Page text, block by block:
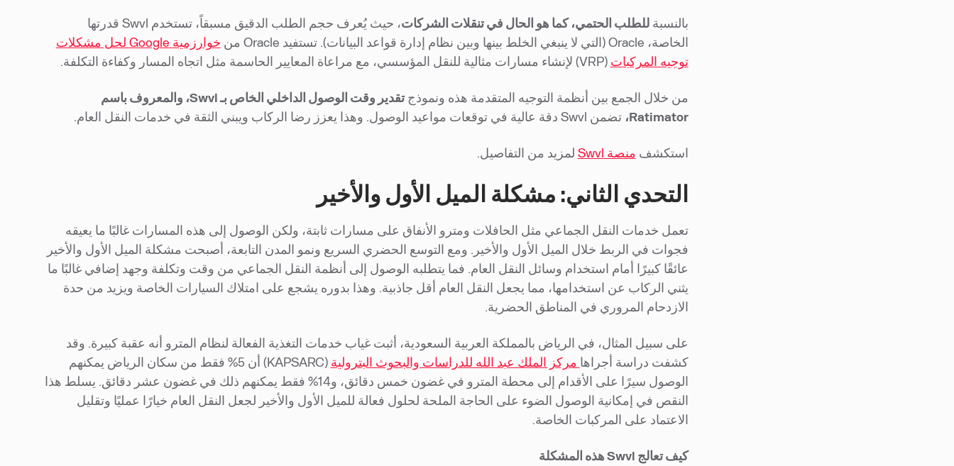
بالنسبةللطلب الحتمي، كما هو الحال في تنقلات الشركات
، حيث يُعرف حجم الطلب الدقيق مسبقاً، تستخدم Swvl قدرتها
الخاصة، Oracle (التي لا ينبغي الخلط بينها وبين نظام إدارة قواعد البيانات). تستفيد Oracle من
خوارزمية Google لحل مشكلات
توجيه المركبات (VRP) لإنشاء مسارات مثالية للنقل المؤسسي، مع مراعاة المعايير الحاسمة مثل اتجاه المسار وكفاءة التكلفة.
من خلال الجمع بين أنظمة التوجيه المتقدمة هذه ونموذج
تقدير وقت الوصول الداخلي الخاص بـ Swvl، والمعروف باسم
Ratimator، تضمن Swvl دقة عالية في توقعات مواعيد الوصول. وهذا يعزز رضا الركاب ويبني الثقة في خدمات النقل العام.
استكشف منصة Swvl لمزيد من التفاصيل.
التحدي الثاني: مشكلة الميل الأول والأخير
تعمل خدمات النقل الجماعي مثل الحافلات ومترو الأنفاق على مسارات ثابتة، ولكن الوصول إلى هذه المسارات غالبًا ما يعيقه
فجوات في الربط خلال الميل الأول والأخير. ومع التوسع الحضري السريع ونمو المدن التابعة، أصبحت مشكلة الميل الأول والأخير
عائقًا كبيرًا أمام استخدام وسائل النقل العام. فما يتطلبه الوصول إلى أنظمة النقل الجماعي من وقت وتكلفة وجهد إضافي غالبًا ما
يثني الركاب عن استخدامها، مما يجعل النقل العام أقل جاذبية. وهذا بدوره يشجع على امتلاك السيارات الخاصة ويزيد من حدة
الازدحام المروري في المناطق الحضرية.
على سبيل المثال، في الرياض بالمملكة العربية السعودية، أثبت غياب خدمات التغذية الفعالة لنظام المترو أنه عقبة كبيرة. وقد
كشفت دراسة أجراها مركز الملك عبد الله للدراسات والبحوث البترولية
(KAPSARC) أن 5% فقط من سكان الرياض يمكنهم
الوصول سيرًا على الأقدام إلى محطة المترو في غضون خمس دقائق، و14% فقط يمكنهم ذلك في غضون عشر دقائق. يسلط هذا
النقص في إمكانية الوصول الضوء على الحاجة الملحة لحلول فعالة للميل الأول والأخير لجعل النقل العام خيارًا عمليًا وتقليل
الاعتماد على المركبات الخاصة.
كيف تعالج Swvl هذه المشكلة